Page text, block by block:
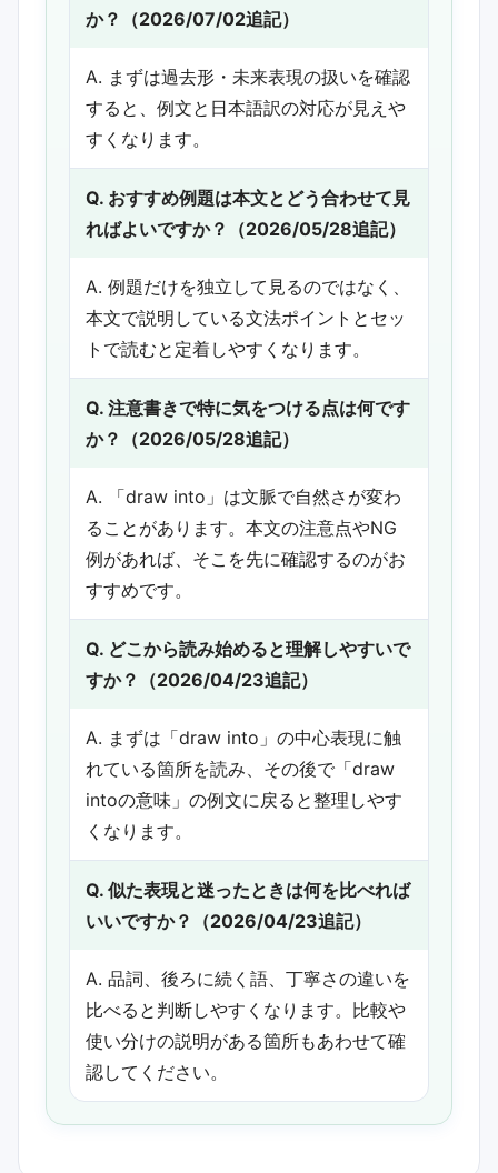
か？（2026/07/02追記）
A. まずは過去形・未来表現の扱いを確認
すると、例文と日本語訳の対応が見えや
すくなります。
Q. おすすめ例題は本文とどう合わせて見
ればよいですか？（2026/05/28追記）
A. 例題だけを独立して見るのではなく、
本文で説明している文法ポイントとセッ
トで読むと定着しやすくなります。
Q. 注意書きで特に気をつける点は何です
か？（2026/05/28追記）
A. 「draw into」は文脈で自然さが変わ
ることがあります。本文の注意点やNG
例があれば、そこを先に確認するのがお
すすめです。
Q. どこから読み始めると理解しやすいで
すか？（2026/04/23追記）
A. まずは「draw into」の中心表現に触
れている箇所を読み、その後で「draw
intoの意味」の例文に戻ると整理しやす
くなります。
Q. 似た表現と迷ったときは何を比べれば
いいですか？（2026/04/23追記）
A. 品詞、後ろに続く語、丁寧さの違いを
比べると判断しやすくなります。比較や
使い分けの説明がある箇所もあわせて確
認してください。